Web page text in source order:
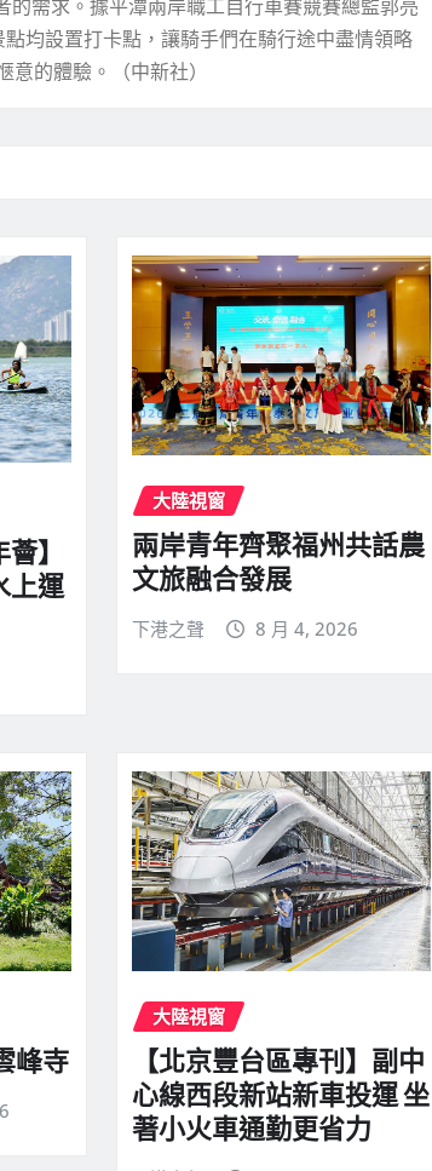
需求。據平潭兩岸職工自行車賽競賽總監郭亮
均設置打卡點，讓騎手們在騎行途中盡情領略
的體驗。（中新社）
】
上運
大陸視窗
兩岸青年齊聚福州共話農
文旅融合發展
下港之聲 8 月 4, 2026
峰寺
大陸視窗
【北京豐台區專刊】副中
心線西段新站新車投運 坐
著小火車通勤更省力